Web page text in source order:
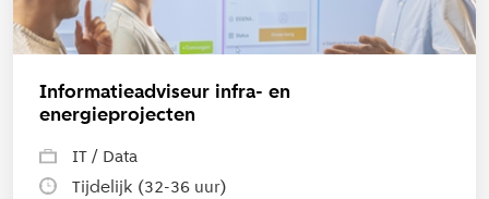
Informatieadviseur infra- en
energieprojecten
IT / Data
Tijdelijk (32-36 uur)